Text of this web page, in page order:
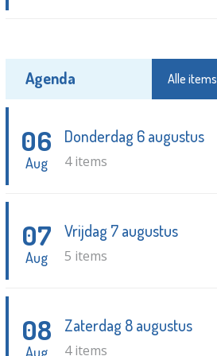
Agenda Alle items
06
Aug
Donderdag 6 augustus
4 items
07
Aug
Vrijdag 7 augustus
5 items
08
Aug
Zaterdag 8 augustus
4 items